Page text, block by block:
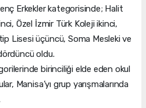
Erkekler kategorisinde; Halit
Özel İzmir Türk Koleji ikinci,
Lisesi üçüncü, Soma Mesleki ve
oldu.
birinciliği elde eden okul
Manisa’yı grup yarışmalarında